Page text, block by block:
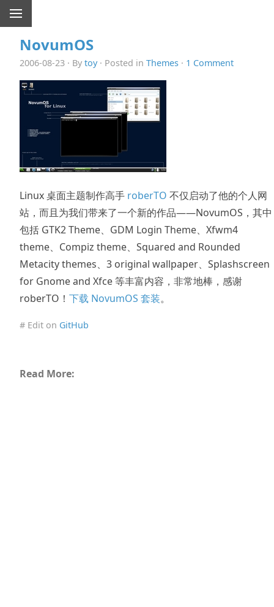
NovumOS
2006-08-23 · By toy· Posted in Themes · 1 Comment
Linux 桌面主题制作高手 roberTO 不仅启动了他的个人网
站，而且为我们带来了一个新的作品——NovumOS，其中
包括 GTK2 Theme、GDM Login Theme、Xfwm4
theme、Compiz theme、Squared and Rounded
Metacity themes、3 original wallpaper、Splashscreen
for Gnome and Xfce 等丰富内容，非常地棒，感谢
roberTO！ 下载 NovumOS 套装。
# Edit on GitHub
Read More: